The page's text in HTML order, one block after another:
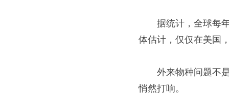
据统计，全球每
体估计，仅仅在美国
外来物种问题不
悄然打响。